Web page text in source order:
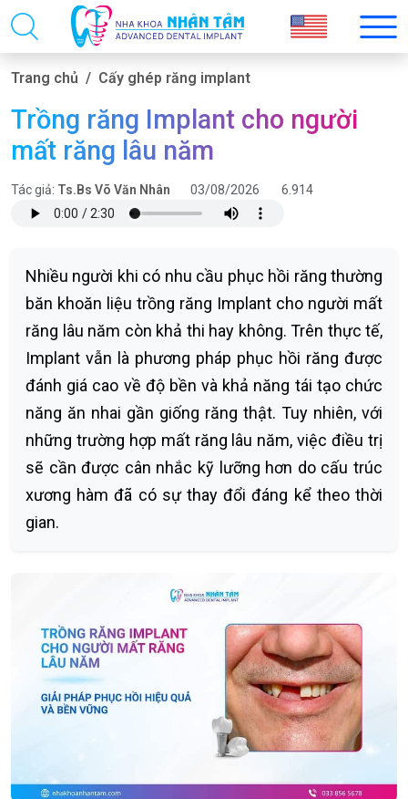
Trang chủ Cấy ghép răng implant
Trồng răng Implant cho người
mất răng lâu năm
Tác giả: Ts.Bs Võ Văn Nhân 03/08/2026 6.914
Nhiều người khi có nhu cầu phục hồi răng thường
băn khoăn liệu trồng răng Implant cho người mất
răng lâu năm còn khả thi hay không. Trên thực tế,
Implant vẫn là phương pháp phục hồi răng được
đánh giá cao về độ bền và khả năng tái tạo chức
năng ăn nhai gần giống răng thật. Tuy nhiên, với
những trường hợp mất răng lâu năm, việc điều trị
sẽ cần được cân nhắc kỹ lưỡng hơn do cấu trúc
xương hàm đã có sự thay đổi đáng kể theo thời
gian.